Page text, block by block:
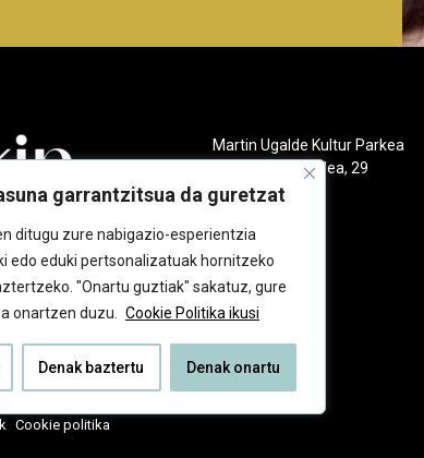
garrantzitsua da guretzat
ditugu zure nabigazio-esperientzia
edo eduki pertsonalizatuak hornitzeko
"Onartu guztiak" sakatuz, gure
onartzen duzu.
Cookie Politika ikusi
Denak baztertu Denak onartu
Martin Ugalde Kultur Parkea
Gudarien etorbidea, 29
20140 Andoain
943 218 092
jakin@jakin.eus
Cookie politika